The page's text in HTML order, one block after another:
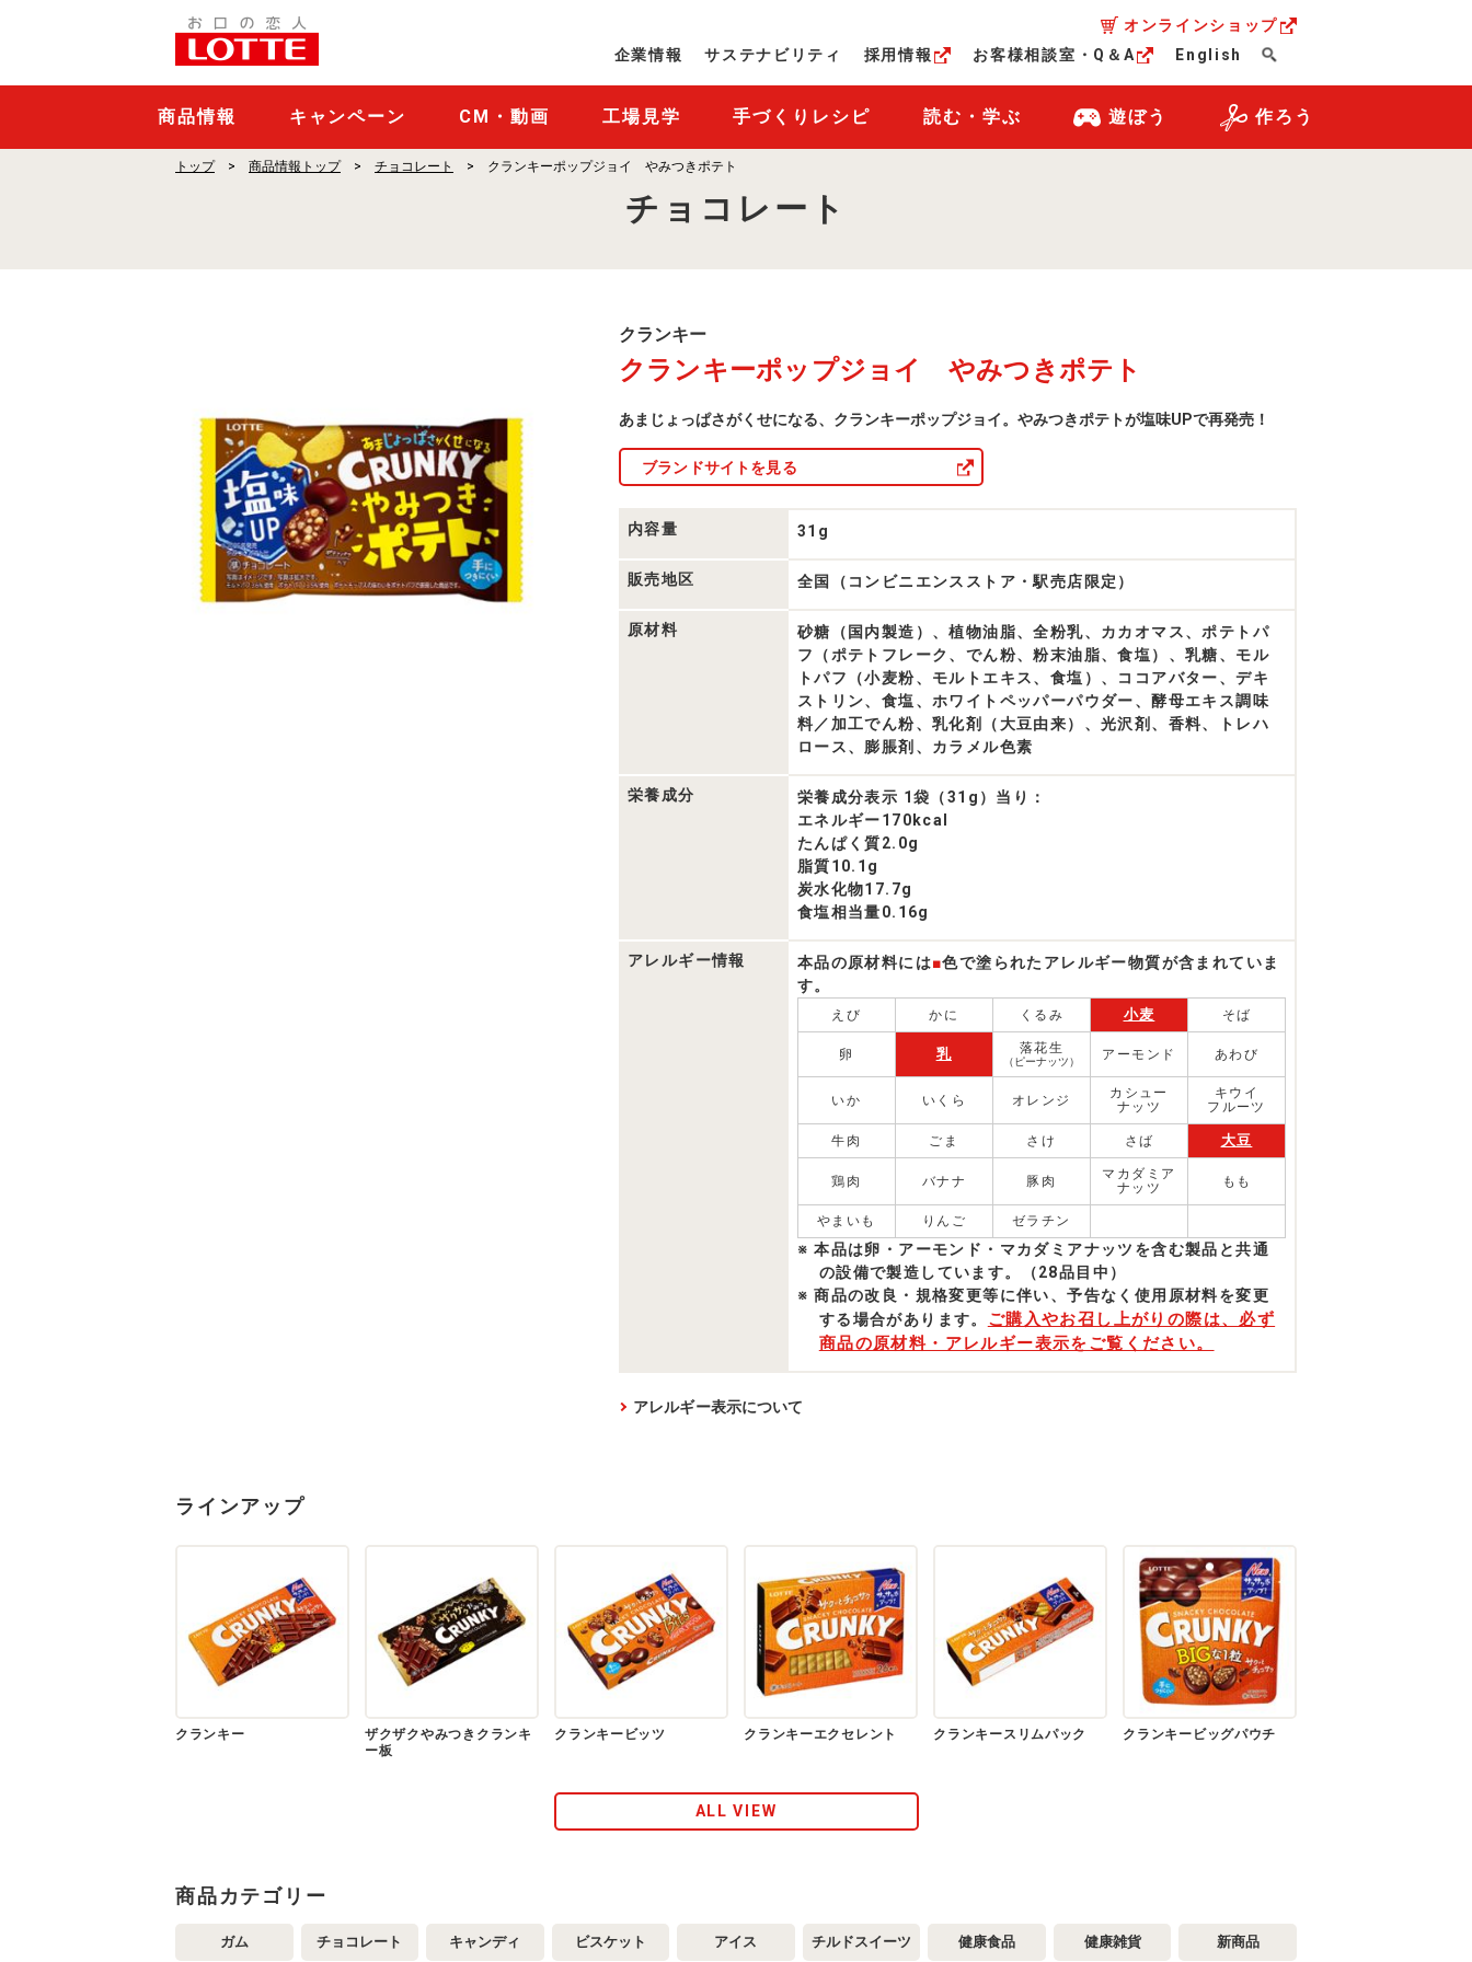
ン
ー
プ
オンラインショップ
企業情報
サステナビリティ 採用情報 お客様相談室・Q＆A English
商品情報 キャンペーン CM・動画 工場見学 手づくりレシピ 読む・学ぶ 遊ぼう 作ろう
トップ 商品情報トップ チョコレート クランキーポップジョイ やみつきポテト
チョコレート
ク
ン
キ
商
一
クランキー
クランキーポップジョイ やみつきポテト
あまじょっぱさがくせになる、クランキーポップジョイ。やみつきポテトが塩味UPで再発売！
ブランドサイトを見る
内容量 31g
販売地区 全国（コンビニエンスストア・駅売店限定）
原材料
砂糖（国内製造）、植物油脂、全粉乳、カカオマス、ポテトパ
フ（ポテトフレーク、でん粉、粉末油脂、食塩）、乳糖、モル
トパフ（小麦粉、モルトエキス、食塩）、ココアバター、デキ
ストリン、食塩、ホワイトペッパーパウダー、酵母エキス調味
料／加工でん粉、乳化剤（大豆由来）、光沢剤、香料、トレハ
ロース、膨脹剤、カラメル色素
栄養成分
栄養成分表示 1袋（31g）当り：
エネルギー170kcal
たんぱく質2.0g
脂質10.1g
炭水化物17.7g
食塩相当量0.16g
アレルギー情報 本品の原材料には■色で塗られたアレルギー物質が含まれていま
す。
えび かに くるみ 小麦 そば
卵 乳 落花生
（ピーナッツ） アーモンド あわび
いか いくら オレンジ
カシュー
ナッツ
キウイ
フルーツ
牛肉 ごま さけ さば 大豆
鶏肉 バナナ 豚肉
マカダミア
ナッツ
もも
やまいも りんご ゼラチン
本品は卵・アーモンド・マカダミアナッツを含む製品と共通
の設備で製造しています。（28品目中）
商品の改良・規格変更等に伴い、予告なく使⽤原材料を変更
する場合があります。 ご購入やお召し上がりの際は、必ず
商品の原材料・アレルギー表示をご覧ください。
アレルギー表示について
ラインアップ
クランキー
ザクザクやみつきクランキ
ー板
クランキービッツ クランキーエクセレント クランキースリムパック クランキービッグパウチ
ALL VIEW
商品カテゴリー
ガム チョコレート キャンディ ビスケット アイス チルドスイーツ 健康食品 健康雑貨 新商品